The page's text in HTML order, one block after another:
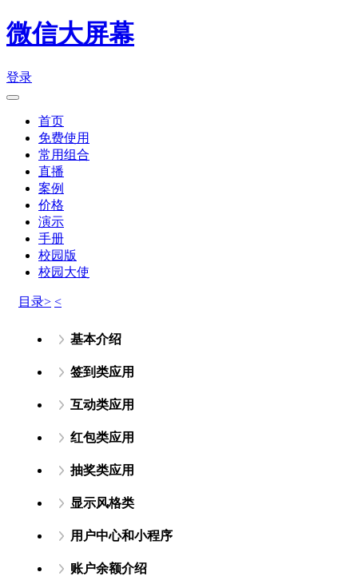
微信大屏幕
登录
首页
免费使用
常用组合
直播
案例
价格
演示
手册
校园版
校园大使
目录> <
基本介绍
签到类应用
互动类应用
红包类应用
抽奖类应用
显示风格类
用户中心和小程序
账户余额介绍